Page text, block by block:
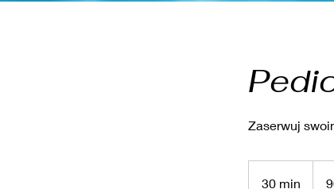
Zaserwuj
30 min